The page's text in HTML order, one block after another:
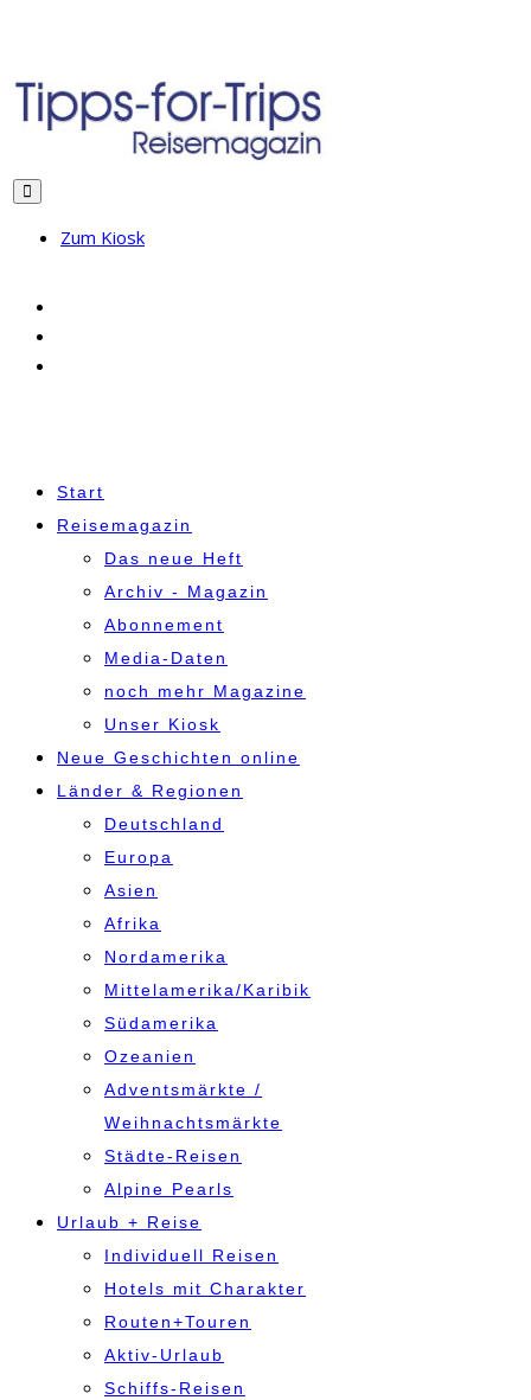
Zum Kiosk
Start
Reisemagazin
Das neue Heft
Archiv - Magazin
Abonnement
Media-Daten
noch mehr Magazine
Unser Kiosk
Neue Geschichten online
Länder & Regionen
Deutschland
Europa
Asien
Afrika
Nordamerika
Mittelamerika/Karibik
Südamerika
Ozeanien
Adventsmärkte /
Weihnachtsmärkte
Städte-Reisen
Alpine Pearls
Urlaub + Reise
Individuell Reisen
Hotels mit Charakter
Routen+Touren
Aktiv-Urlaub
Schiffs-Reisen